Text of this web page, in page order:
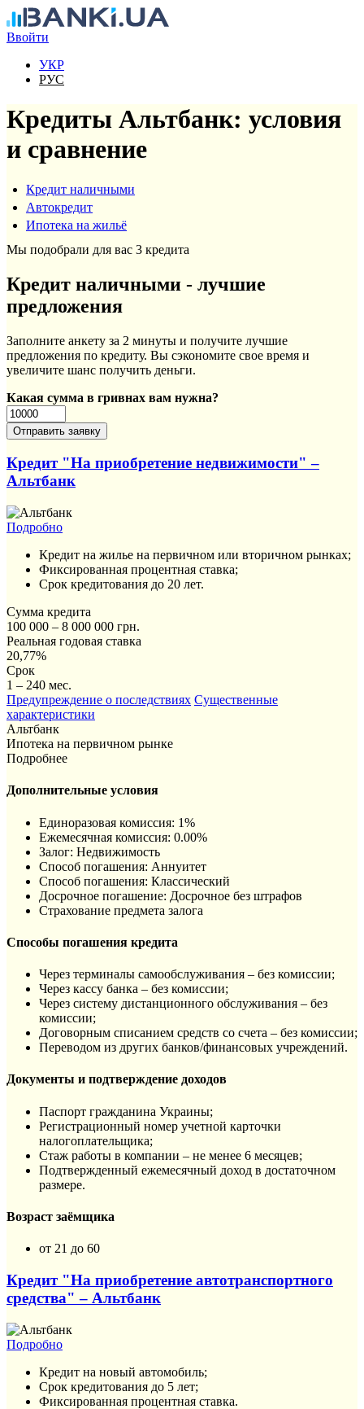
Перейти к основному содержанию
Ввойти
УКР
РУС
Кредиты Альтбанк: условия
и сравнение
Кредит наличными
Автокредит
Ипотека на жильё
Мы подобрали для вас 3 кредита
Кредит наличными - лучшие
предложения
Заполните анкету за 2 минуты и получите лучшие
предложения по кредиту. Вы сэкономите свое время и
увеличите шанс получить деньги.
Какая сумма в гривнах вам нужна?
Кредит "На приобретение недвижимости" –
Альтбанк
Подробно
Кредит на жилье на первичном или вторичном рынках;
Фиксированная процентная ставка;
Срок кредитования до 20 лет.
Сумма кредита
100 000 – 8 000 000 грн.
Реальная годовая ставка
20,77%
Срок
1 – 240 мес.
Предупреждение о последствиях Существенные
характеристики
Альтбанк
Ипотека на первичном рынке
Подробнее
Дополнительные условия
Единоразовая комиссия: 1%
Ежемесячная комиссия: 0.00%
Залог: Недвижимость
Способ погашения: Aннуитет
Способ погашения: Классический
Досрочное погашение: Досрочное без штрафов
Страхование предмета залога
Способы погашения кредита
Через терминалы самообслуживания – без комиссии;
Через кассу банка – без комиссии;
Через систему дистанционного обслуживания – без
комиссии;
Договорным списанием средств со счета – без комиссии;
Переводом из других банков/финансовых учреждений.
Документы и подтверждение доходов
Паспорт гражданина Украины;
Регистрационный номер учетной карточки
налогоплательщика;
Стаж работы в компании – не менее 6 месяцев;
Подтвержденный ежемесячный доход в достаточном
размере.
Возраст заёмщика
от 21 до 60
Кредит "На приобретение автотранспортного
средства" – Альтбанк
Подробно
Кредит на новый автомобиль;
Срок кредитования до 5 лет;
Фиксированная процентная ставка.